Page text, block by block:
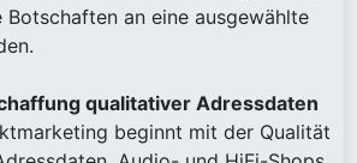
an eine ausgewählte
qualitativer Adressdaten
beginnt mit der Qualität